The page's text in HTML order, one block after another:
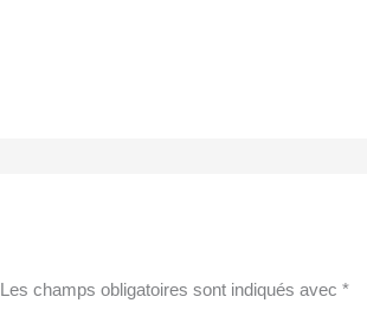
Les champs obligatoires sont indiqués avec*